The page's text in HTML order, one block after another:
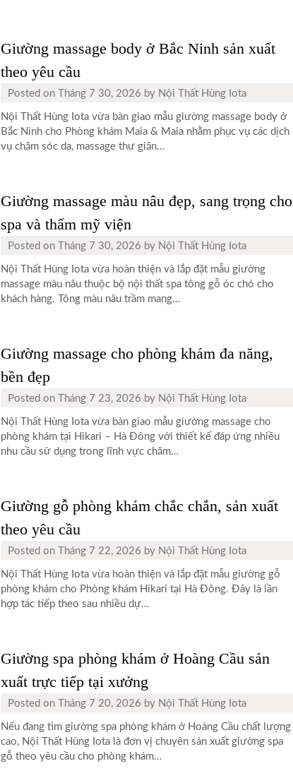
Giường massage body ở Bắc Ninh sản xuất
theo yêu cầu
Posted on Tháng 7 30, 2026 by Nội Thất Hùng Iota
Nội Thất Hùng Iota vừa bàn giao mẫu giường massage body ở
Bắc Ninh cho Phòng khám Maia & Maia nhằm phục vụ các dịch
vụ chăm sóc da, massage thư giãn…
Giường massage màu nâu đẹp, sang trọng cho
spa và thẩm mỹ viện
Posted on Tháng 7 30, 2026 by Nội Thất Hùng Iota
Nội Thất Hùng Iota vừa hoàn thiện và lắp đặt mẫu giường
massage màu nâu thuộc bộ nội thất spa tông gỗ óc chó cho
khách hàng. Tông màu nâu trầm mang…
Giường massage cho phòng khám đa năng,
bền đẹp
Posted on Tháng 7 23, 2026 by Nội Thất Hùng Iota
Nội Thất Hùng Iota vừa bàn giao mẫu giường massage cho
phòng khám tại Hikari – Hà Đông với thiết kế đáp ứng nhiều
nhu cầu sử dụng trong lĩnh vực chăm…
Giường gỗ phòng khám chắc chắn, sản xuất
theo yêu cầu
Posted on Tháng 7 22, 2026 by Nội Thất Hùng Iota
Nội Thất Hùng Iota vừa hoàn thiện và lắp đặt mẫu giường gỗ
phòng khám cho Phòng khám Hikari tại Hà Đông. Đây là lần
hợp tác tiếp theo sau nhiều dự…
Giường spa phòng khám ở Hoàng Cầu sản
xuất trực tiếp tại xưởng
Posted on Tháng 7 20, 2026 by Nội Thất Hùng Iota
Nếu đang tìm giường spa phòng khám ở Hoàng Cầu chất lượng
cao, Nội Thất Hùng Iota là đơn vị chuyên sản xuất giường spa
gỗ theo yêu cầu cho phòng khám…